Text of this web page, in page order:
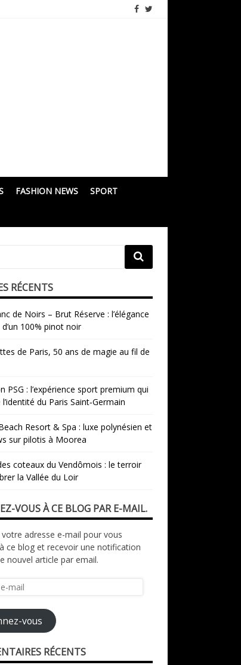
FASHION NEWS SPORT
RÉCENTS
de Noirs – Brut Réserve : l’élégance
100% pinot noir
de Paris, 50 ans de magie au fil de
PSG : l’expérience sport premium qui
du Paris Saint‑Germain
Resort & Spa : luxe polynésien et
sur pilotis à Moorea
coteaux du Vendômois : le terroir
la Vallée du Loir
VOUS À CE BLOG PAR E-MAIL.
votre adresse e-mail pour vous
ce blog et recevoir une notification
nouvel article par email.
vous
RÉCENTS